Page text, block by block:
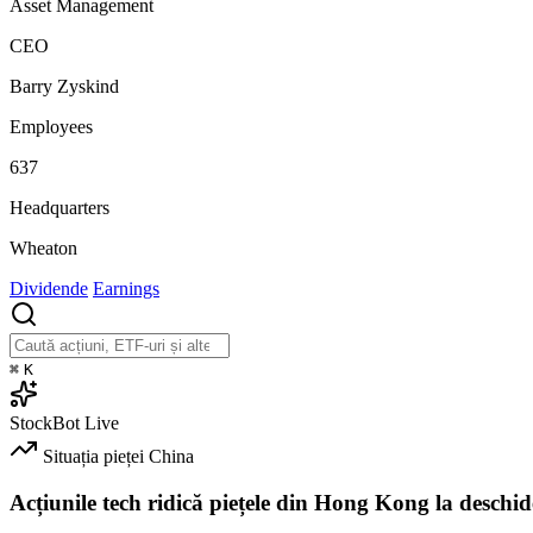
Asset Management
CEO
Barry Zyskind
Employees
637
Headquarters
Wheaton
Dividende Earnings
⌘ K
StockBot Live
Situația pieței China
Acțiunile tech ridică piețele din Hong Kong la